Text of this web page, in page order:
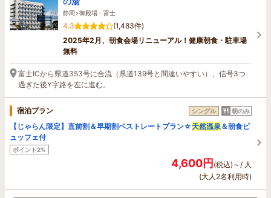
静岡>御殿場・富士
4.3
(1,483件)
2025年2月、朝食会場リニューアル！健康朝食・駐車場
無料
富士ICから県道353号に合流（県道139号と間違いやすい）、信号3つ
過ぎた後Y字路を左に進む。
宿泊プラン シングル 朝のみ
【じゃらん限定】直前割＆早期割ベストレートプラン☆ 天然温泉 ＆朝食ビ
ュッフェ付
ポイント2%
4,600円(税込)～/ 人
(大人2名利用時)